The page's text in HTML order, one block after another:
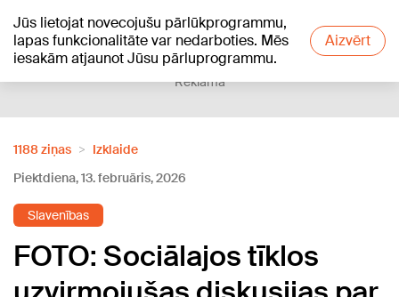
Jūs lietojat novecojušu pārlūkprogrammu,
lapas funkcionalitāte var nedarboties. Mēs
iesakām atjaunot Jūsu pārluprogrammu.
Aizvērt
+21°C
Reklāma
1188 ziņas
Izklaide
Piektdiena, 13. februāris, 2026
Slavenības
FOTO: Sociālajos tīklos